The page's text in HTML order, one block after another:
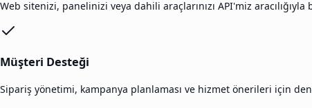
Web sitenizi, panelinizi veya dahili araçlarınızı API'miz
Müşteri Desteği
Sipariş yönetimi, kampanya planlaması ve hizmet önerileri için